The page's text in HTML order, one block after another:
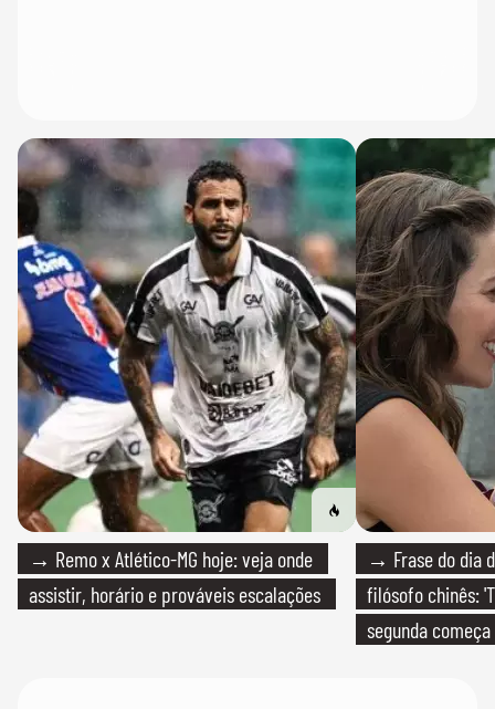
→ Remo x Atlético-MG hoje: veja onde
assistir, horário e prováveis escalações
→ Frase do dia
filósofo chinês:
segunda